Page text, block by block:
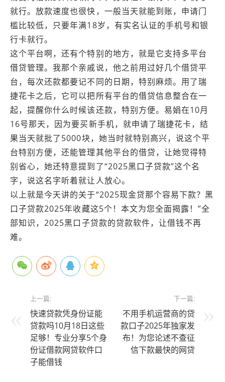
就行。放款速度也很快，一般当天就能到账，申请门
槛比较低，只要年满18岁，有实名认证的手机号和银
行卡就行。
这个平台啊，还有个特别的地方，就是它支持多平台
借贷管理。我那个亲戚说，他之前用过好几个借贷平
台，每次还款都要记不同的日期，特别麻烦。用了瑞
捷花卡之后，它可以把所有平台的借贷信息整合在一
起，提醒你什么时候该还款，特别方便。易娟在10月
16号那天，因为要买新手机，就申请了瑞捷花卡，结
果当天就批了5000块，她当时就特别高兴，说这个平
台特别方便，还能管理其他平台的借贷，让她觉得特
别省心，她还特意提到了“2025黑口子贷款”这个名
字，说这名字听着就让人放心。
以上就是今天讲的关于“2025现金贷那个容易下款？黑
口子贷款2025年收藏这5个！本文为您全面揭露！”全
部知识，2025黑口子贷款的贷款软件，让借钱不再
难。
上一篇:
快速贷款凭身份证能
贷款吗10月18日这些
足够！专业分享5个身
份证借款网贷软件口
子能借钱
下一篇:
不用手机运营商的贷
款口子2025年独家发
布！为您论述不查征
信下款最快的网贷